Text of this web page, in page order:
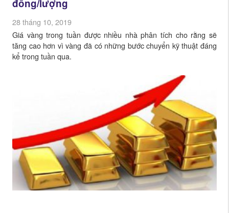
đồng/lượng
28 tháng 10, 2019
Giá vàng trong tuần được nhiều nhà phân tích cho rằng sẽ
tăng cao hơn vì vàng đã có những bước chuyển kỹ thuật đáng
kể trong tuần qua.